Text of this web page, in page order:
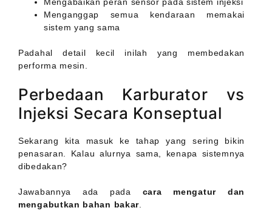
Mengabaikan peran sensor pada sistem injeksi
Menganggap semua kendaraan memakai
sistem yang sama
Padahal detail kecil inilah yang membedakan
performa mesin.
Perbedaan Karburator vs
Injeksi Secara Konseptual
Sekarang kita masuk ke tahap yang sering bikin
penasaran. Kalau alurnya sama, kenapa sistemnya
dibedakan?
Jawabannya ada pada cara mengatur dan
mengabutkan bahan bakar.